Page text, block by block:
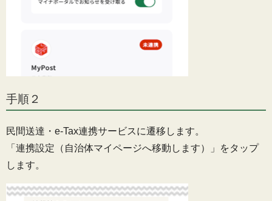
手順２
民間送達・e-Tax連携サービスに遷移します。
「連携設定（自治体マイページへ移動します）」をタップ
します。